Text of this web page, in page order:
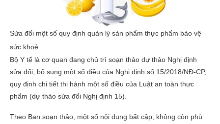
Sửa đổi một số quy định quản lý sản phẩm thực phẩm bảo vệ
sức khoẻ
Bộ Y tế là cơ quan đang chủ trì soạn thảo dự thảo Nghị định
sửa đổi, bổ sung một số điều của Nghị định số 15/2018/NĐ-CP,
quy định chi tiết thi hành một số điều của Luật an toàn thực
phẩm (dự thảo sửa đổi Nghị định 15).
Theo Ban soạn thảo, một số nội dung bất cập, không còn phù